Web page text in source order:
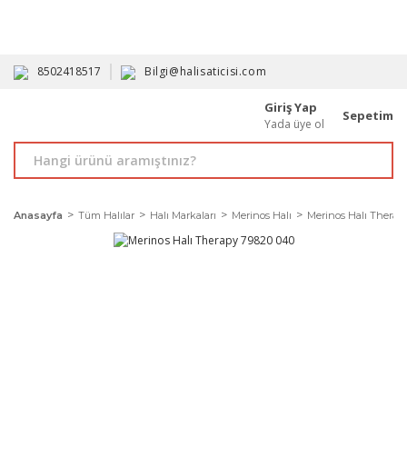
8502418517 Bilgi@halisaticisi.com
Giriş Yap
Yada üye ol
Sepetim
Anasayfa Tüm Halılar Halı Markaları Merinos Halı Merinos Halı